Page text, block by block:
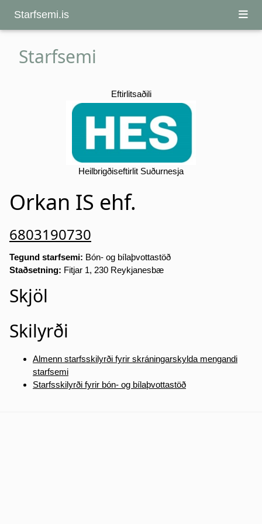
Starfsemi.is
Starfsemi
Eftirlitsaðili
Heilbrigðiseftirlit Suðurnesja
Orkan IS ehf.
6803190730
Tegund starfsemi: Bón- og bílaþvottastöð
Staðsetning: Fitjar 1, 230 Reykjanesbæ
Skjöl
Skilyrði
Almenn starfsskilyrði fyrir skráningarskylda mengandi
starfsemi
Starfsskilyrði fyrir bón- og bílaþvottastöð